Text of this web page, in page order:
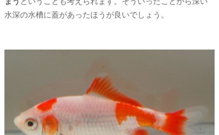
水深の水槽に蓋があったほうが良いでしょう。